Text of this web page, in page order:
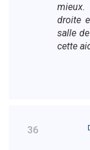
mieux.
droite
salle
cette
36